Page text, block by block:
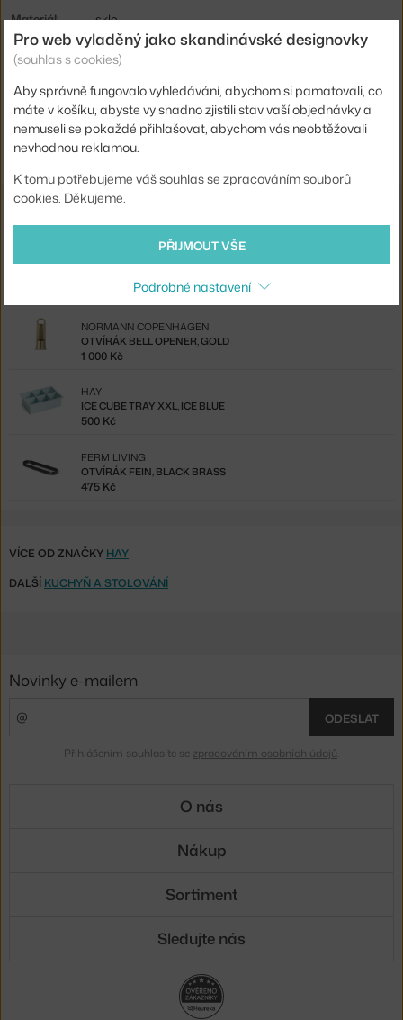
Materiál:
sklo
Kód produktu HAY-AB406-D022-AL59
Ste zo Slovenska? Prejdite naLyžičky Glass Spoons Duo, pink and
orange
Shopping from the EU? Switch toGlass Spoons Duo, pink and
orange
HAY
OTVÍRÁK BELL OPENER, GOLD
NORMANN COPENHAGEN
1 000 Kč
ICE CUBE TRAY XXL, ICE BLUE
HAY
500 Kč
OTVÍRÁK FEIN, BLACK BRASS
FERM LIVING
475 Kč
VÍCE OD ZNAČKY HAY
DALŠÍ KUCHYŇ A STOLOVÁNÍ
Pro web vyladěný jako skandinávské designovky
(souhlas s cookies)
Aby správně fungovalo vyhledávání, abychom si pamatovali, co
máte v košíku, abyste vy snadno zjistili stav vaší objednávky a
nemuseli se pokaždé přihlašovat, abychom vás neobtěžovali
nevhodnou reklamou.
K tomu potřebujeme váš souhlas se zpracováním souborů
cookies. Děkujeme.
PŘIJMOUT VŠE
Podrobné nastavení
Novinky e-mailem
ODESLAT
Přihlášením souhlasíte se zpracováním osobních údajů
O nás
Nákup
Sortiment
Sledujte nás